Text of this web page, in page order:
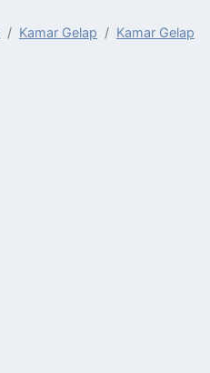
Kamar Gelap Kamar Gelap